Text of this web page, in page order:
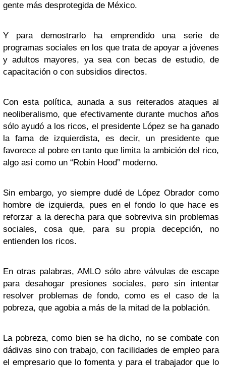
gente más desprotegida de México.
Y para demostrarlo ha emprendido una serie de
programas sociales en los que trata de apoyar a jóvenes
y adultos mayores, ya sea con becas de estudio, de
capacitación o con subsidios directos.
Con esta política, aunada a sus reiterados ataques al
neoliberalismo, que efectivamente durante muchos años
sólo ayudó a los ricos, el presidente López se ha ganado
la fama de izquierdista, es decir, un presidente que
favorece al pobre en tanto que limita la ambición del rico,
algo así como un “Robin Hood” moderno.
Sin embargo, yo siempre dudé de López Obrador como
hombre de izquierda, pues en el fondo lo que hace es
reforzar a la derecha para que sobreviva sin problemas
sociales, cosa que, para su propia decepción, no
entienden los ricos.
En otras palabras, AMLO sólo abre válvulas de escape
para desahogar presiones sociales, pero sin intentar
resolver problemas de fondo, como es el caso de la
pobreza, que agobia a más de la mitad de la población.
La pobreza, como bien se ha dicho, no se combate con
dádivas sino con trabajo, con facilidades de empleo para
el empresario que lo fomenta y para el trabajador que lo